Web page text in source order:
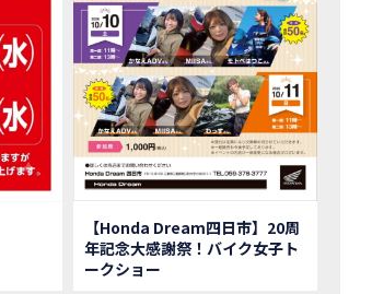
【女子ツーの実態】恥ずかしいけど、暴露しました。
オイル交換に行ったつもりが…まさかの大出費！？
「CRF250 RALLY」「CRF250 RALLY＜s＞」の カラー
「CRF250L」「CRF250L＜s＞」のカラーリング設定と
軽二輪スーパースポーツモデル「CBR250RR」の カラ
【Honda Dream鈴鹿】20周年記念・大感謝祭イベント 大人気バイク女子が
PROJECT BIG1 Final Edition CB 1300在庫車あります！
【バイク女子】急遽、愛車とお別れ…ついにあのバイクに
【バイク女子】オイル交換だけのつもりが、まさかのア
【Honda Dream 鈴鹿２０周年記念大感謝祭】 多くの方
【CB650R E-Clutch】X-ADVでDCTに5年乗った私が素直に
【Honda Dream四日市】20周
年記念大感謝祭！バイク女子ト
ークショー